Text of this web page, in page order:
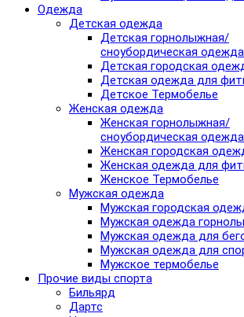
Одежда
Детская одежда
Детская горнолыжная/
сноубордическая одежда
Детская городская
Детская одежда для
Детское Термобелье
Женская одежда
Женская горнолыжная/
сноубордическая одежда
Женская городская
Женская одежда для
Женское Термобелье
Мужская одежда
Мужская городская
Мужская одежда
Мужская одежда для
Мужская одежда для
Мужское термобелье
Прочие виды спорта
Бильярд
Дартс